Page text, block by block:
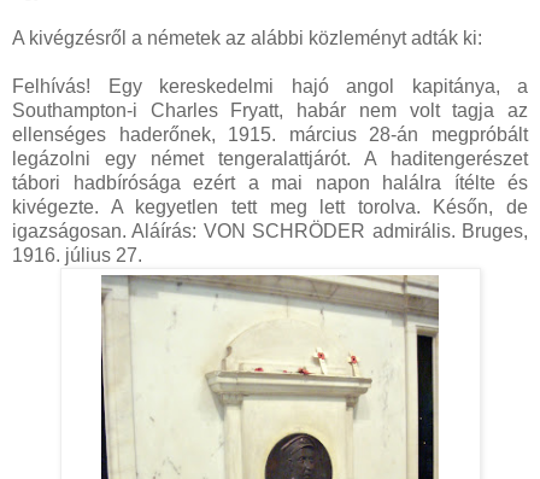
A kivégzésről a németek az alábbi közleményt adták ki:
Felhívás! Egy kereskedelmi hajó angol kapitánya, a
Southampton-i Charles Fryatt, habár nem volt tagja az
ellenséges haderőnek, 1915. március 28-án megpróbált
legázolni egy német tengeralattjárót. A haditengerészet
tábori hadbírósága ezért a mai napon halálra ítélte és
kivégezte. A kegyetlen tett meg lett torolva. Későn, de
igazságosan. Aláírás: VON SCHRÖDER admirális. Bruges,
1916. július 27.